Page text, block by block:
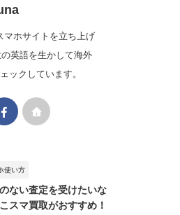
マホサイトを立ち上げ
英語を生かして海外
ックしています。
使い方
ない査定を受けたいな
スマ買取がおすすめ！